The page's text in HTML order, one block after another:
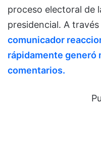
proceso electoral de
presidencial. A través
comunicador
rápidamente generó
comentarios.